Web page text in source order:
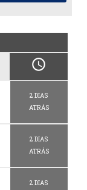
schedule
2 DIAS
ATRÁS
2 DIAS
ATRÁS
2 DIAS